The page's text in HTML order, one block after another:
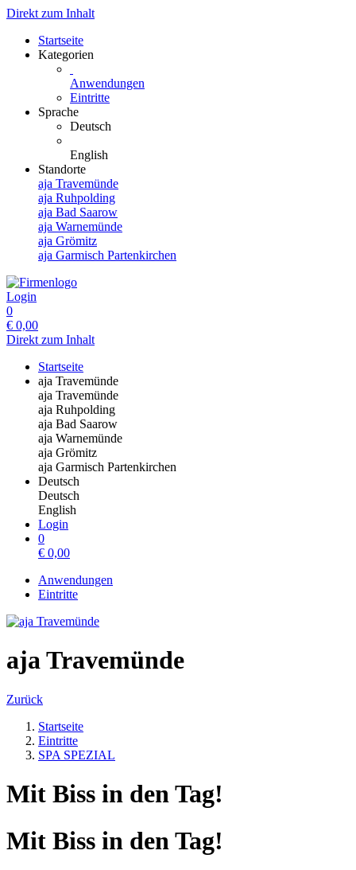
Direkt zum Inhalt
Startseite
Kategorien
Anwendungen
Eintritte
Sprache
Deutsch
English
Standorte
aja Travemünde
aja Ruhpolding
aja Bad Saarow
aja Warnemünde
aja Grömitz
aja Garmisch Partenkirchen
Login
0
€ 0,00
Direkt zum Inhalt
Startseite
aja Travemünde
aja Travemünde
aja Ruhpolding
aja Bad Saarow
aja Warnemünde
aja Grömitz
aja Garmisch Partenkirchen
Deutsch
Deutsch
English
Login
0
€ 0,00
Anwendungen
Eintritte
aja Travemünde
Zurück
Startseite
Eintritte
SPA SPEZIAL
Mit Biss in den Tag!
Mit Biss in den Tag!